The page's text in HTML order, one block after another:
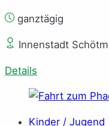
ganztägig
Innenstadt
Details
Kinder / Jugend